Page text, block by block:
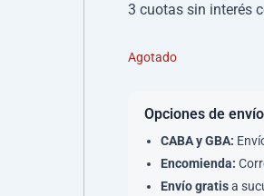
3 cuotas sin interés
Agotado
Opciones de envío
CABA y GBA:
Encomienda:
Envío gratisa